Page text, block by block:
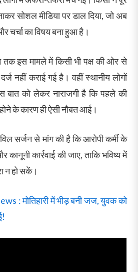
सोशल मीडिया पर डाल दिया, जो अब
चर्चा का विषय बना हुआ है।
इस मामले में किसी भी पक्ष की ओर से
नहीं कराई गई है। वहीं स्थानीय लोगों
बात को लेकर नाराजगी है कि पहले की
के कारण ही ऐसी नौबत आई।
सर्जन से मांग की है कि आरोपी कर्मी के
कार्रवाई की जाए, ताकि भविष्य में
न हो सकें।
: मोतिहारी में भीड़ बनी जज, युवक को